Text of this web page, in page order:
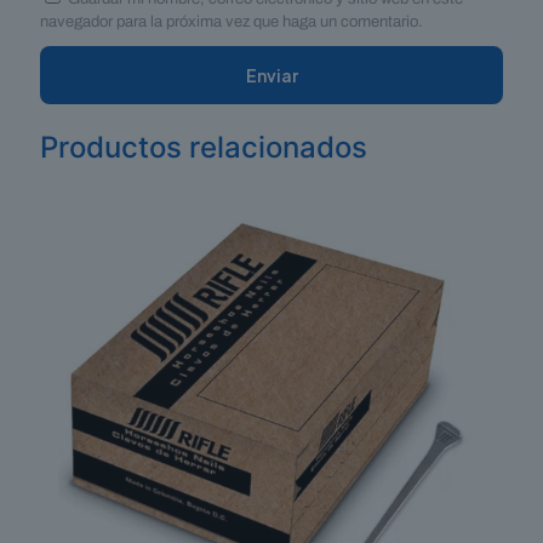
navegador para la próxima vez que haga un comentario.
Productos relacionados